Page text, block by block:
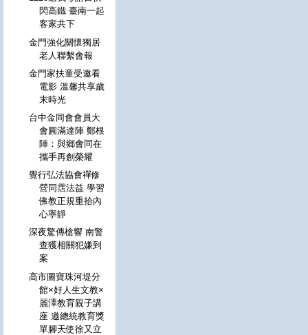
閃高鐵 臺南一起
客家共下
金門強化關懷獨居
老人聯繫會報
金門家扶童受邀看
電影 溫馨共享歲
末時光
台中金同會會員大
會圓滿達陣 鄭根
陣：與鄉會同在
攜手再創榮耀
覺行弘法協會禪修
營同霑法益 學習
佛教正規重拾內
心寧靜
深夜驚傳槍響 南警
查獲相關犯嫌到
案
高市圖寶珠河堤分
館×好人生文教×
麗澤教育親子講
座 邀總統教育獎
單腳天使徐又立